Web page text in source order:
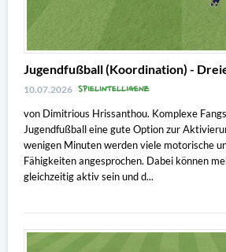
Jugendfußball (Koordination) -
10.07.2026 SPIELINTELLIGENZ
von Dimitrious Hrissanthou. Komplexe
Jugendfußball eine gute Option zur
wenigen Minuten werden viele motorische
Fähigkeiten angesprochen. Dabei können
gleichzeitig aktiv sein und d...